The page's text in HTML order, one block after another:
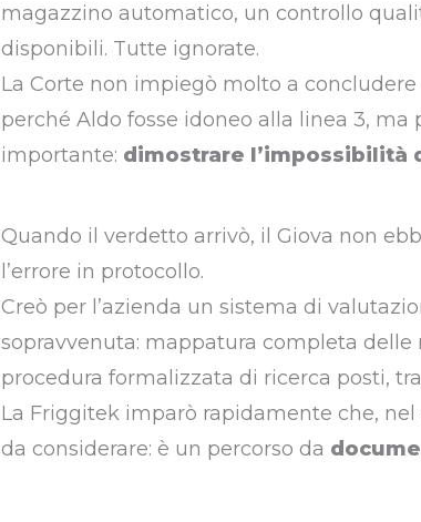
magazzino automatico, un controllo
disponibili. Tutte ignorate.
La Corte non impiegò molto a
perché Aldo fosse idoneo alla linea 3, ma
importante: dimostrare l’impossibilità
Quando il verdetto arrivò, il Giova non
l’errore in protocollo.
Creò per l’azienda un sistema di
sopravvenuta: mappatura completa
procedura formalizzata di ricerca posti,
La Friggitek imparò rapidamente che,
da considerare: è un percorso da